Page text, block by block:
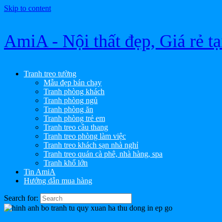
Skip to content
AmiA - Nội thất đẹp, Giá rẻ
Tranh treo tường
Mẫu đẹp bán chạy
Tranh phòng khách
Tranh phòng ngủ
Tranh phòng ăn
Tranh phòng trẻ em
Tranh treo cầu thang
Tranh treo phòng làm việc
Tranh treo khách sạn nhà nghỉ
Tranh treo quán cà phê, nhà hàng, spa
Tranh khổ lớn
Tin AmiA
Hướng dẫn mua hàng
Search for: